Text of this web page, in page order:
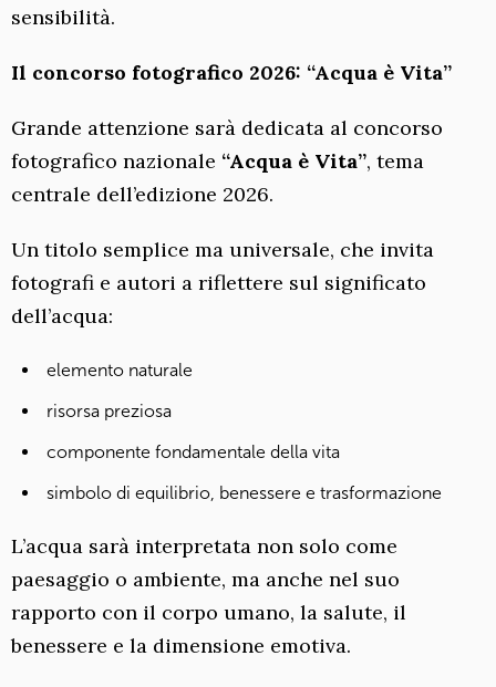
sensibilità.
Il concorso fotografico 2026: “Acqua è Vita”
Grande attenzione sarà dedicata al concorso
fotografico nazionale “Acqua è Vita”, tema
centrale dell’edizione 2026.
Un titolo semplice ma universale, che invita
fotografi e autori a riflettere sul significato
dell’acqua:
elemento naturale
risorsa preziosa
componente fondamentale della vita
simbolo di equilibrio, benessere e trasformazione
L’acqua sarà interpretata non solo come
paesaggio o ambiente, ma anche nel suo
rapporto con il corpo umano, la salute, il
benessere e la dimensione emotiva.